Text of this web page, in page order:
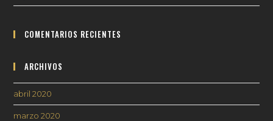
COMENTARIOS RECIENTES
ARCHIVOS
abril 2020
marzo 2020